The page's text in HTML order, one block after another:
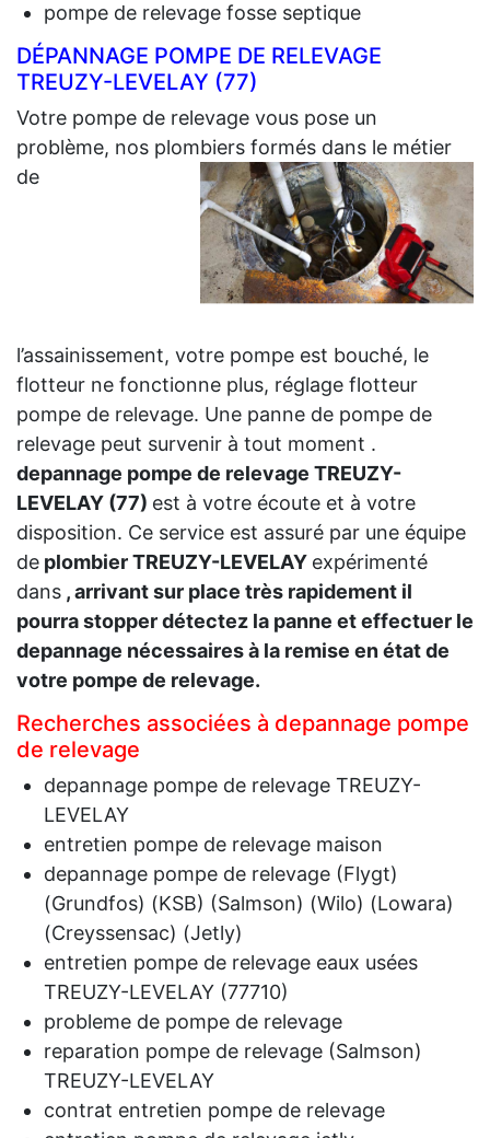
pompe de relevage fosse septique
DÉPANNAGE POMPE DE RELEVAGE
TREUZY-LEVELAY (77)
Votre pompe de relevage vous pose un
problème, nos plombiers formés dans le métier
de
l’assainissement, votre pompe est bouché, le
flotteur ne fonctionne plus, réglage flotteur
pompe de relevage. Une panne de pompe de
relevage peut survenir à tout moment .
depannage pompe de relevage TREUZY-
LEVELAY (77) est à votre écoute et à votre
disposition. Ce service est assuré par une équipe
de plombier TREUZY-LEVELAY expérimenté
dans , arrivant sur place très rapidement il
pourra stopper détectez la panne et effectuer le
depannage nécessaires à la remise en état de
votre pompe de relevage.
Recherches associées à depannage pompe
de relevage
depannage pompe de relevage TREUZY-
LEVELAY
entretien pompe de relevage maison
depannage pompe de relevage (Flygt)
(Grundfos) (KSB) (Salmson) (Wilo) (Lowara)
(Creyssensac) (Jetly)
entretien pompe de relevage eaux usées
TREUZY-LEVELAY (77710)
probleme de pompe de relevage
reparation pompe de relevage (Salmson)
TREUZY-LEVELAY
contrat entretien pompe de relevage